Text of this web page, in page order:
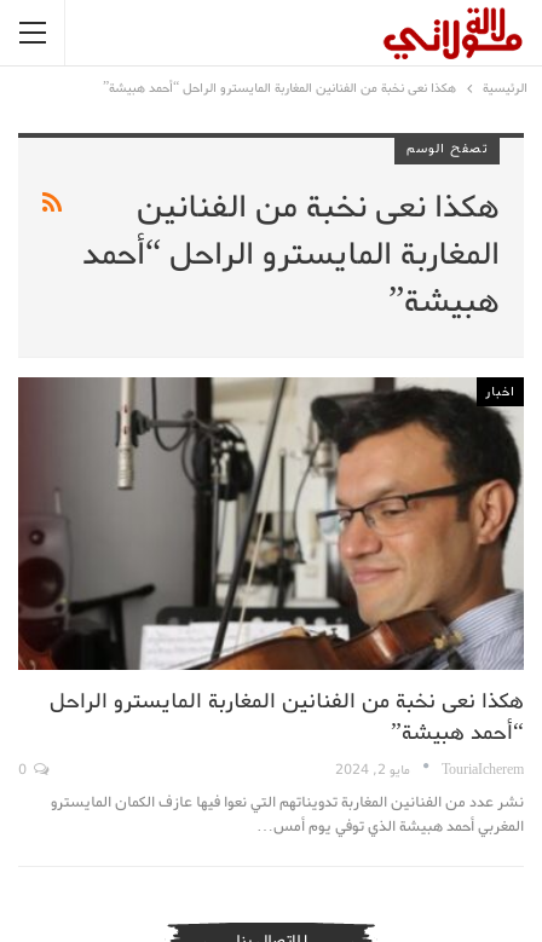
الرئيسية هكذا نعى نخبة من الفنانين المغاربة المايسترو الراحل “أحمد هبيشة”
تصفح الوسم
هكذا نعى نخبة من الفنانين
المغاربة المايسترو الراحل “أحمد
هبيشة”
اخبار
هكذا نعى نخبة من الفنانين المغاربة المايسترو الراحل
“أحمد هبيشة”
TouriaIcherem مايو 2, 2024
نشر عدد من الفنانين المغاربة تدويناتهم التي نعوا فيها عازف الكمان المايسترو
المغربي أحمد هبيشة الذي توفي يوم أمس…